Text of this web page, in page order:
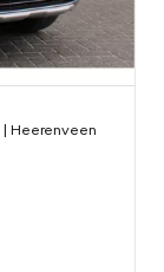
| Heerenveen